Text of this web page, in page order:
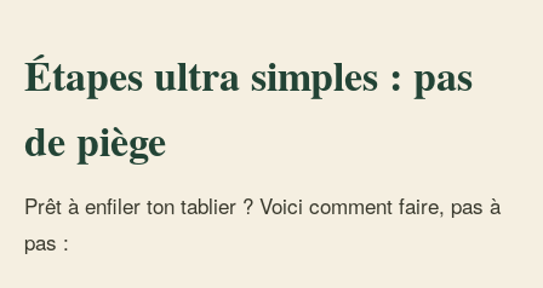
Étapes ultra simples : pas
de piège
Prêt à enfiler ton tablier ? Voici comment faire, pas à
pas :